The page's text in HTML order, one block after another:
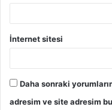
İnternet sitesi
Daha sonraki
adresim ve site adresim